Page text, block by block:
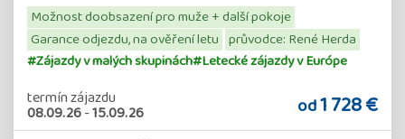
Možnost doobsazení pro muže + další pokoje
Garance odjezdu, na ověření letu průvodce: René Herda
#Zájazdy v malých skupinách#Letecké zájazdy v Európe
termín zájazdu
08.09.26-15.09.26 od1 728 €